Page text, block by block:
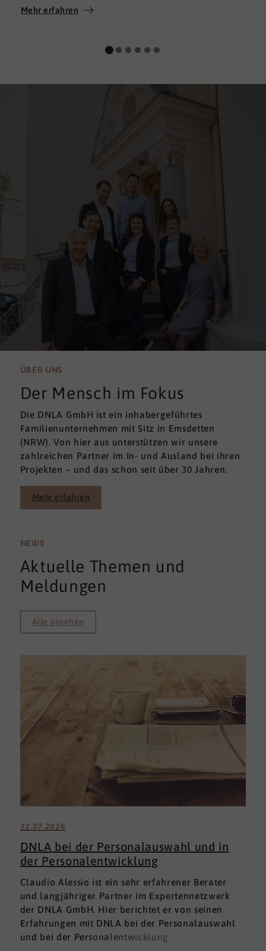
Soft Skills brauchen, finden sie in DNLA den
Mehr erfahren
ÜBER UNS
Der Mensch im Fokus
Die DNLA GmbH ist ein inhabergeführtes
Familienunternehmen mit Sitz in Emsdetten
(NRW). Von hier aus unterstützen wir unsere
zahlreichen Partner im In- und Ausland bei ihren
Projekten – und das schon seit über 30 Jahren.
Mehr erfahren
NEWS
Aktuelle Themen und
Meldungen
Alle ansehen
22.07.2026
DNLA bei der Personalauswahl und in
der Personalentwicklung
Claudio Alessio ist ein sehr erfahrener Berater
und langjähriger Partner im Expertennetzwerk
der DNLA GmbH. Hier berichtet er von seinen
Erfahrungen mit DNLA bei der Personalauswahl
und bei der Personalentwicklung.